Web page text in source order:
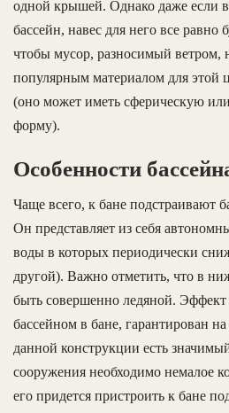
одной крышей. Однако даже если
бассейн, навес для него все равно
чтобы мусор, разносимый ветром,
популярным материалом для этой
(оно может иметь сферическую
форму).
Особенности
Чаще всего, к бане подстраивают
Он представляет из себя
воды в которых периодически
другой). Важно отметить, что в
быть совершенно ледяной.
бассейном в бане, гарантирован
данной конструкции есть
сооружения необходимо немалое
его придется пристроить к бане